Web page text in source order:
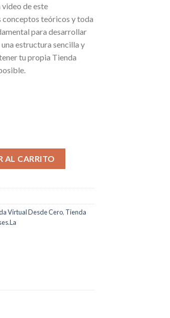
video de este
conceptos teóricos y toda
para desarrollar
estructura sencilla y
tu propia Tienda
AL CARRITO
Virtual Desde Cero, Tienda